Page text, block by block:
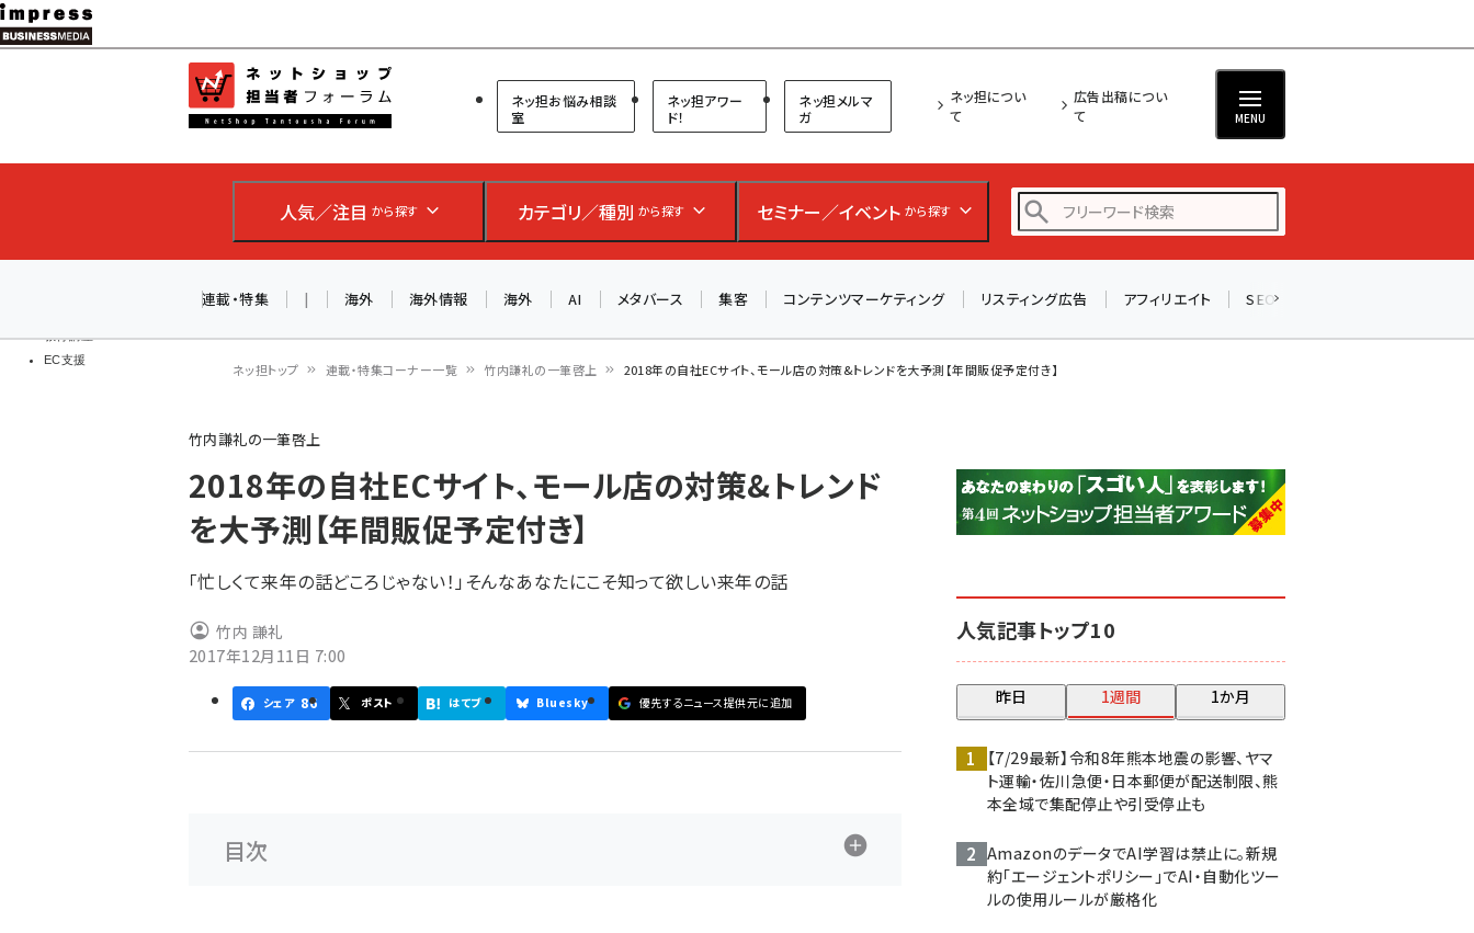
メ
イ
ン
ツ
移
教育講座
EC支援
ネットショップ担当者フォーラム
ネッ担お悩み相談
室
ネッ担アワー
ド！
ネッ担メルマ
ガ
ネッ担につい
て
広告出稿につい
て
MENU
人気／注目 から探す カテゴリ／種別 から探す セミナー／イベント から探す
アスクル (1119)
base (1077)
連載・特集 | 海外 海外情報 海外 AI メタバース 集客 コンテンツマーケティング リスティング広告 アフィリエイト SEO
ン
く
ず
ネッ担トップ 連載・特集コーナー一覧 竹内謙礼の一筆啓上 2018年の自社ECサイト、モール店の対策&トレンドを大予測【年間販促予定付き】
竹内謙礼の一筆啓上
2018年の自社ECサイト、モール店の対策&トレンド
を大予測【年間販促予定付き】
「忙しくて来年の話どころじゃない！」そんなあなたにこそ知って欲しい来年の話
竹内 謙礼
2017年12月11日 7:00
シェア 86 ポスト はてブ Bluesky 優先するニュース提供元に追加
目次
人気記事トップ10
昨日 1週間 1か月
【7/29最新】令和8年熊本地震の影響、ヤマ
ト運輸・佐川急便・日本郵便が配送制限、熊
本全域で集配停止や引受停止も
AmazonのデータでAI学習は禁止に。新規
約「エージェントポリシー」でAI・自動化ツー
ルの使用ルールが厳格化
お知らせ
アルペン、オイシックス、元UA責任者が登壇のリアルECセ
ミナー（8/26＠東京）【交流会も実施】